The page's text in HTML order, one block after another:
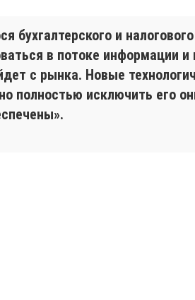
бухгалтерского и
в потоке информации
с рынка. Новые
полностью исключить его